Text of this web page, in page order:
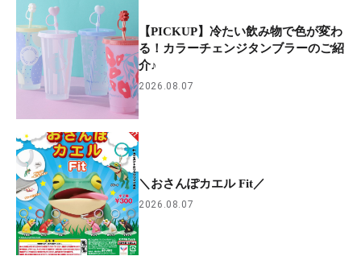
【PICKUP】冷たい飲み物で色が変わ
る！カラーチェンジタンブラーのご紹
介♪
2026.08.07
＼おさんぽカエル Fit／
2026.08.07